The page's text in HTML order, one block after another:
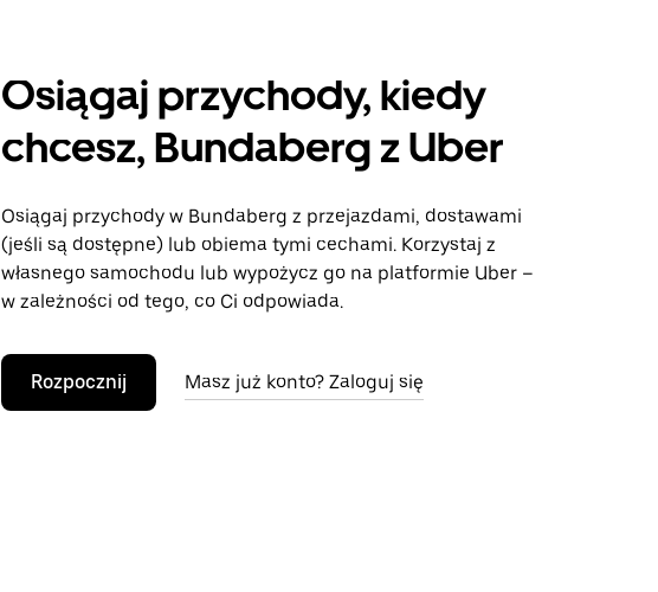
Osiągaj przychody, kiedy
chcesz, Bundaberg z Uber
Osiągaj przychody w Bundaberg z przejazdami, dostawami
(jeśli są dostępne) lub obiema tymi cechami. Korzystaj z
własnego samochodu lub wypożycz go na platformie Uber –
w zależności od tego, co Ci odpowiada.
Rozpocznij Masz już konto? Zaloguj się